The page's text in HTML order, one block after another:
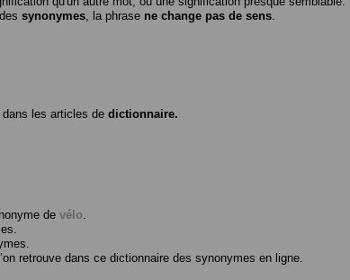
synonymes , la phrase ne change pas de sens
dans les articles de dictionnaire.
de vélo
retrouve dans ce dictionnaire des synonymes en ligne.